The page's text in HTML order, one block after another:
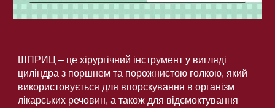
ШПРИЦ – це хірургічний інструмент у вигляді
циліндра з поршнем та порожнистою голкою, який
використовується для впорскування в організм
лікарських речовин, а також для відсмоктування